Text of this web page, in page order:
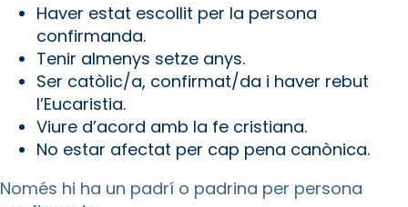
Haver estat escollit per la persona
confirmanda.
Tenir almenys setze anys.
Ser catòlic/a, confirmat/da i haver rebut
l’Eucaristia.
Viure d’acord amb la fe cristiana.
No estar afectat per cap pena canònica.
Només hi ha un padrí o padrina per persona